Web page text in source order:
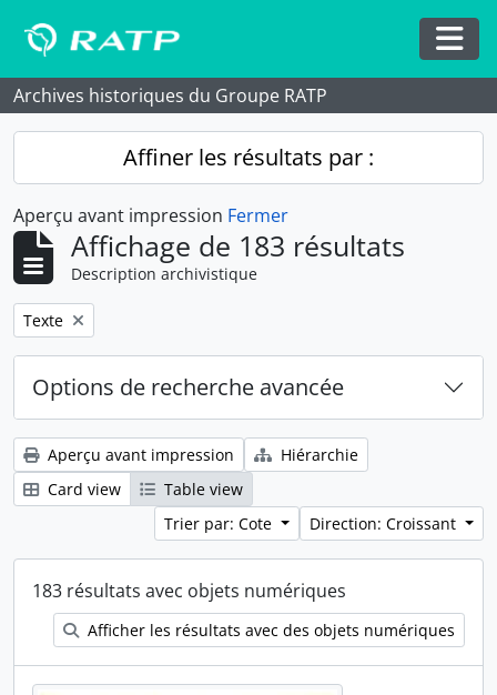
Archives historiques du Groupe RATP
Affiner les résultats par :
Aperçu avant impression Fermer
Affichage de 183 résultats
Description archivistique
Remove filter:
Texte
Options de recherche avancée
Aperçu avant impression
Hiérarchie
Card view
Table view
Trier par: Cote
Direction: Croissant
183 résultats avec objets numériques
Afficher les résultats avec des objets numériques